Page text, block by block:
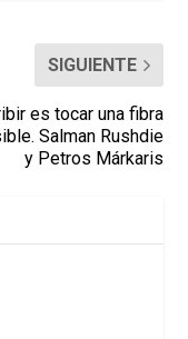
SIGUIENTE
es tocar una fibra
Salman Rushdie
y Petros Márkaris